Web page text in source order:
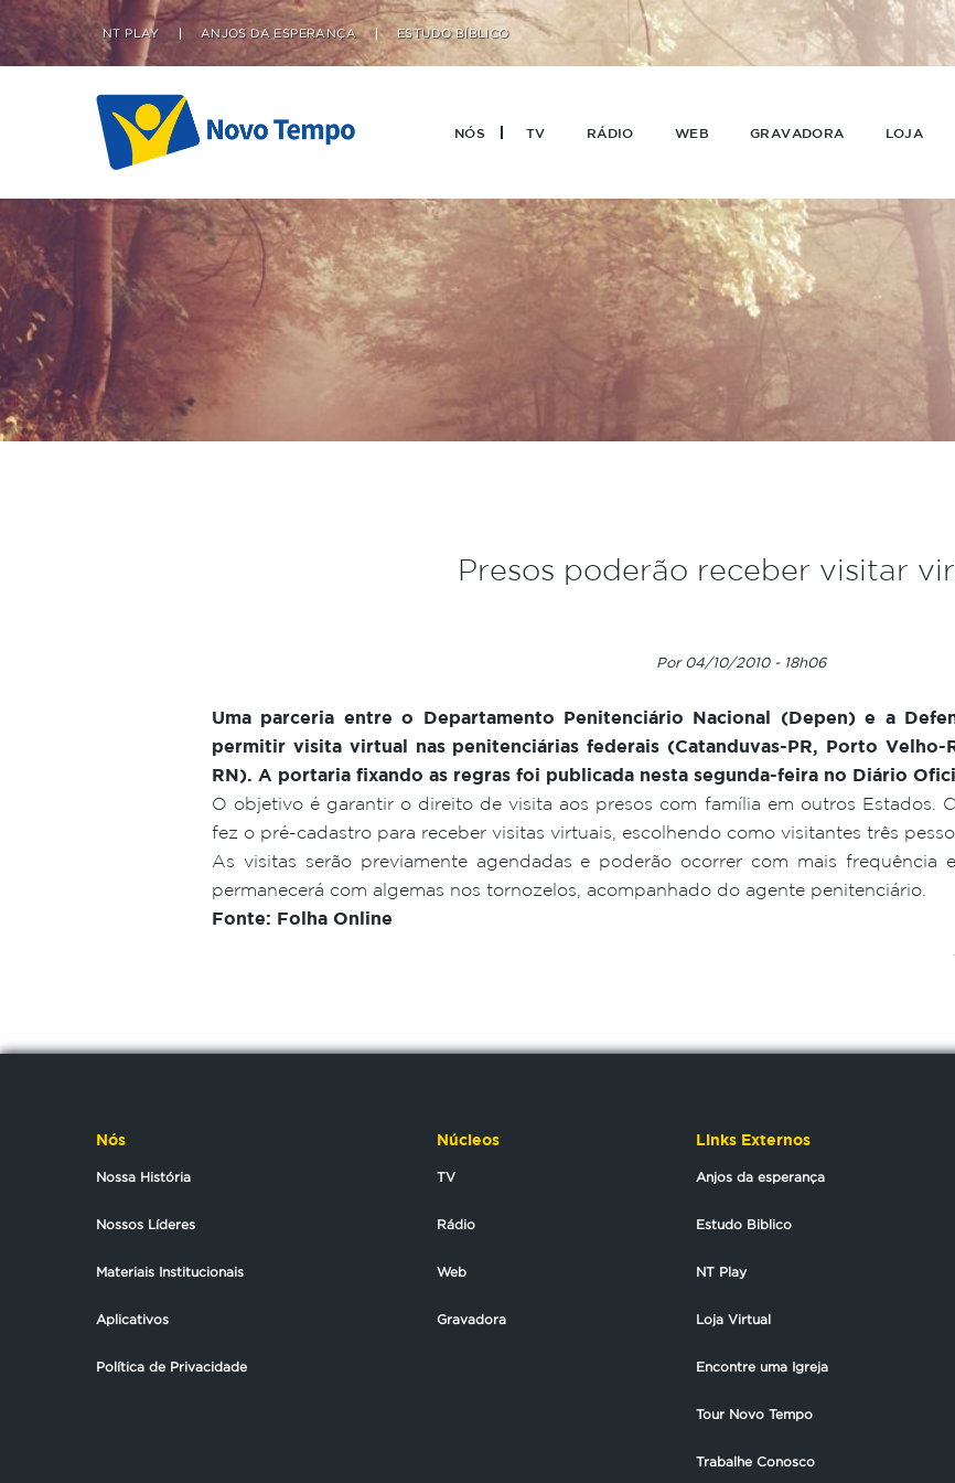
NÓS TV RÁDIO WEB
NT PLAY ANJOS DA ESPERANÇA ESTUDO BÍBLICO
GRAVADORA LOJA
Presos poderão receber visitar
Por 04/10/2010 - 18h06
Uma parceria entre o Departamento Penitenciário Nacional (Depen) e a
permitir visita virtual nas penitenciárias federais (Catanduvas-PR, Porto Velho-
RN). A portaria fixando as regras foi publicada nesta segunda-feira no Diário
O objetivo é garantir o direito de visita aos presos com família em outros Estados.
fez o pré-cadastro para receber visitas virtuais, escolhendo como visitantes três
As visitas serão previamente agendadas e poderão ocorrer com mais frequência
permanecerá com algemas nos tornozelos, acompanhado do agente penitenciário.
Fonte: Folha Online
Nós
Nossa História
Nossos Líderes
Materiais Institucionais
Aplicativos
Política de Privacidade
Núcleos
TV
Rádio
Web
Gravadora
Links Externos
Anjos da esperança
Estudo Biblico
NT Play
Loja Virtual
Encontre uma Igreja
Tour Novo Tempo
Trabalhe Conosco